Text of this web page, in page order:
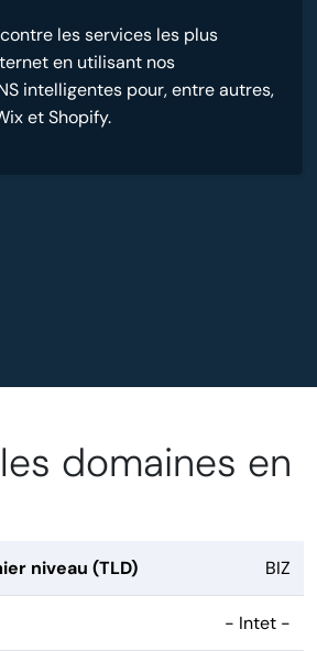
les services les plus
en utilisant nos
intelligentes pour, entre autres,
et Shopify.
domaines en
niveau (TLD) BIZ
- Intet -